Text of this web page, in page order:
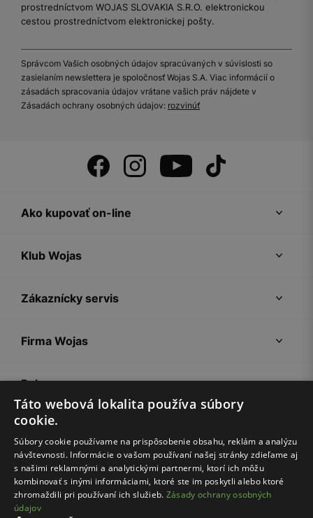
prostredníctvom WOJAS SLOVAKIA S.R.O. elektronickou
cestou prostredníctvom elektronickej pošty.
Správcom Vašich osobných údajov spracúvaných v súvislosti so
zasielaním newslettera je spoločnosť Wojas S.A. Viac informácií o
zásadách spracovania údajov vrátane vašich práv nájdete v
Zásadách ochrany osobných údajov: rozvinúť
Ako kupovať on-line
Klub Wojas
Zákaznícky servis
Firma Wojas
Pokyny
Nákupný poriadok
Táto webová lokalita používa súbory
cookie.
Súbory cookie používame na prispôsobenie obsahu, reklám a analýzu
návštevnosti. Informácie o vašom používaní našej stránky zdieľame aj
s našimi reklamnými a analytickými partnermi, ktorí ich môžu
kombinovať s inými informáciami, ktoré ste im poskytli alebo ktoré
zhromaždili pri používaní ich služieb. Zásady ochrany osobných
údajov